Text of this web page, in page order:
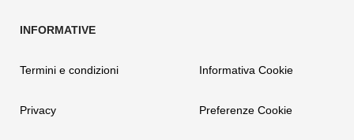
Termini e condizioni
Privacy
Informativa Cookie
Preferenze Cookie